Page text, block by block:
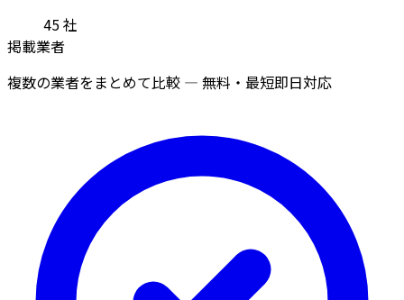
45社
掲載業者
複数の業者をまとめて比較 — 無料・最短即日対応